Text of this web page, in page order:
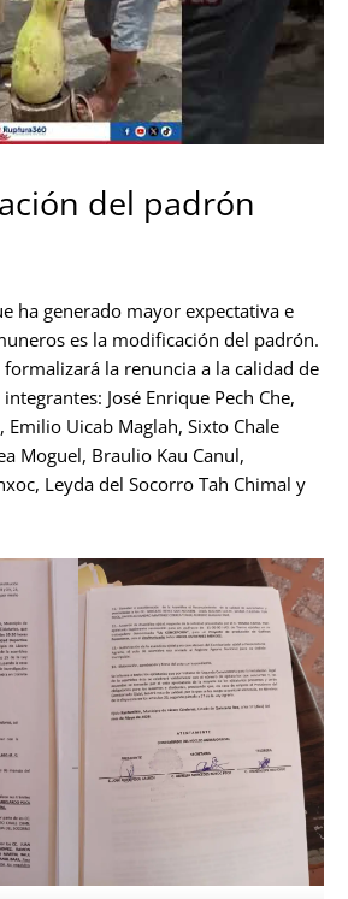
del padrón
ha generado mayor expectativa e
es la modificación del padrón.
la renuncia a la calidad de
José Enrique Pech Che,
Emilio Uicab Maglah, Sixto Chale
Moguel, Braulio Kau Canul,
Leyda del Socorro Tah Chimal y